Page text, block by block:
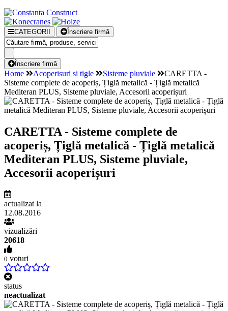
CATEGORII Înscriere firmă
Înscriere firmă
Home Acoperisuri si tigle Sisteme pluviale
CARETTA -
Sisteme complete de acoperiș, Țiglă metalică - Țiglă metalică
Mediteran PLUS, Sisteme pluviale, Accesorii acoperișuri
CARETTA - Sisteme complete de
acoperiș, Țiglă metalică - Țiglă metalică
Mediteran PLUS, Sisteme pluviale,
Accesorii acoperișuri
actualizat la
12.08.2016
vizualizări
20618
0 voturi
status
neactualizat